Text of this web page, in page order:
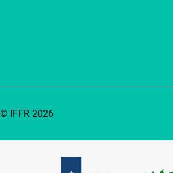
© IFFR 2026